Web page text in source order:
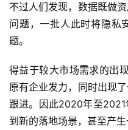
不过人们发现，数据既做
问题，一批人此时将隐私
题。
得益于较大市场需求的出
原有企业发力，同时出现
跟进。因此2020年至
到新的落地场景，甚至产生